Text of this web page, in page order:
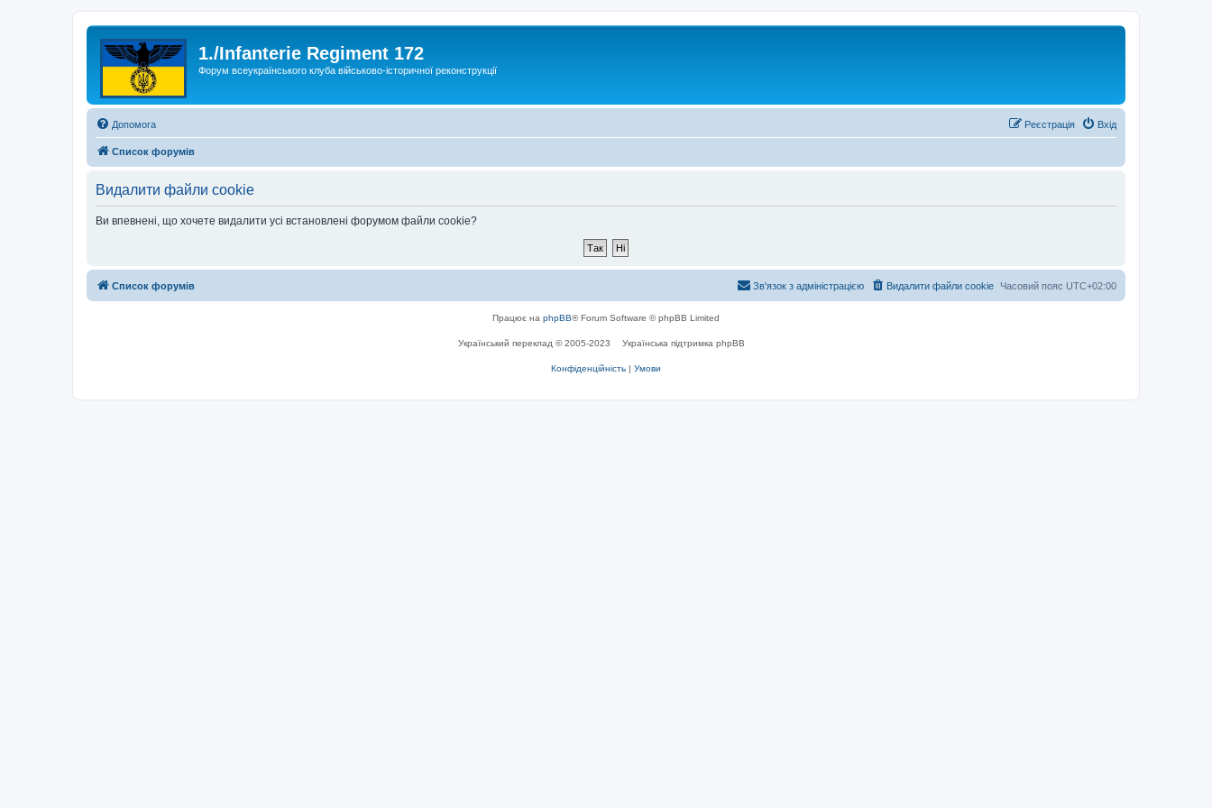
1./Infanterie Regiment 172
Форум всеукраїнського клуба військово-історичної реконструкції
Допомога Вхід
Реєстрація
Список форумів
Видалити файли cookie
Ви впевнені, що хочете видалити усі встановлені форумом файли cookie?
Список форумів Часовий пояс UTC+02:00
Видалити файли cookie
Зв'язок з адміністрацією
Працює на phpBB® Forum Software © phpBB Limited
Український переклад © 2005-2023 Українська підтримка phpBB
Конфіденційність | Умови